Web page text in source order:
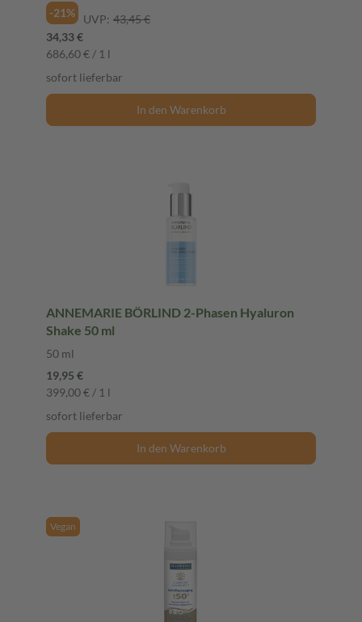
-21% UVP: 43,45 €
34,33 €
686,60 € / 1 l
sofort lieferbar
In den Warenkorb
ANNEMARIE BÖRLIND 2-Phasen Hyaluron
Shake 50 ml
50 ml
19,95 €
399,00 € / 1 l
sofort lieferbar
In den Warenkorb
Vegan